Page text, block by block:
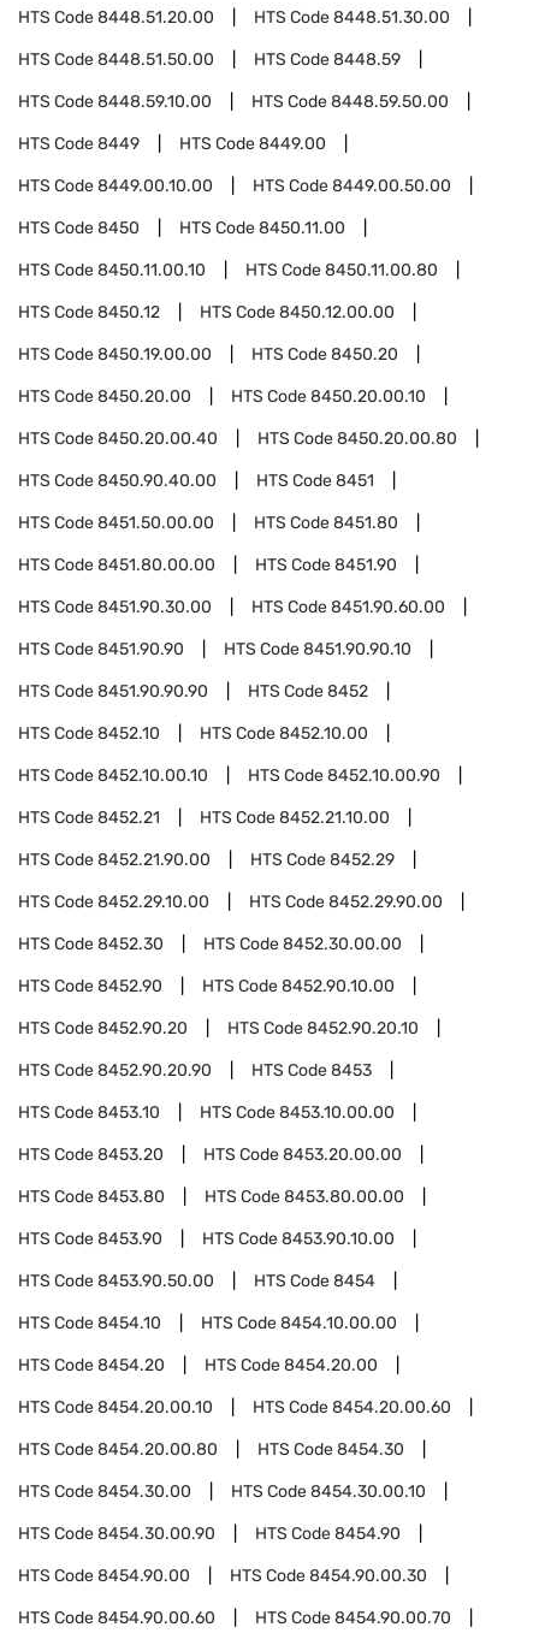
HTS Code8448.51.20.00 HTS Code8448.51.30.00
HTS Code8448.51.50.00 HTS Code8448.59
HTS Code8448.59.10.00 HTS Code8448.59.50.00
HTS Code8449 HTS Code8449.00
HTS Code8449.00.10.00 HTS Code8449.00.50.00
HTS Code8450 HTS Code8450.11.00
HTS Code8450.11.00.10 HTS Code8450.11.00.80
HTS Code8450.12 HTS Code8450.12.00.00
HTS Code8450.19.00.00 HTS Code8450.20
HTS Code8450.20.00 HTS Code8450.20.00.10
HTS Code8450.20.00.40 HTS Code8450.20.00.80
HTS Code8450.90.40.00 HTS Code8451
HTS Code8451.50.00.00 HTS Code8451.80
HTS Code8451.80.00.00 HTS Code8451.90
HTS Code8451.90.30.00 HTS Code8451.90.60.00
HTS Code8451.90.90 HTS Code8451.90.90.10
HTS Code8451.90.90.90 HTS Code8452
HTS Code8452.10 HTS Code8452.10.00
HTS Code8452.10.00.10 HTS Code8452.10.00.90
HTS Code8452.21 HTS Code8452.21.10.00
HTS Code8452.21.90.00 HTS Code8452.29
HTS Code8452.29.10.00 HTS Code8452.29.90.00
HTS Code8452.30 HTS Code8452.30.00.00
HTS Code8452.90 HTS Code8452.90.10.00
HTS Code8452.90.20 HTS Code8452.90.20.10
HTS Code8452.90.20.90 HTS Code8453
HTS Code8453.10 HTS Code8453.10.00.00
HTS Code8453.20 HTS Code8453.20.00.00
HTS Code8453.80 HTS Code8453.80.00.00
HTS Code8453.90 HTS Code8453.90.10.00
HTS Code8453.90.50.00 HTS Code8454
HTS Code8454.10 HTS Code8454.10.00.00
HTS Code8454.20 HTS Code8454.20.00
HTS Code8454.20.00.10 HTS Code8454.20.00.60
HTS Code8454.20.00.80 HTS Code8454.30
HTS Code8454.30.00 HTS Code8454.30.00.10
HTS Code8454.30.00.90 HTS Code8454.90
HTS Code8454.90.00 HTS Code8454.90.00.30
HTS Code8454.90.00.60 HTS Code8454.90.00.70